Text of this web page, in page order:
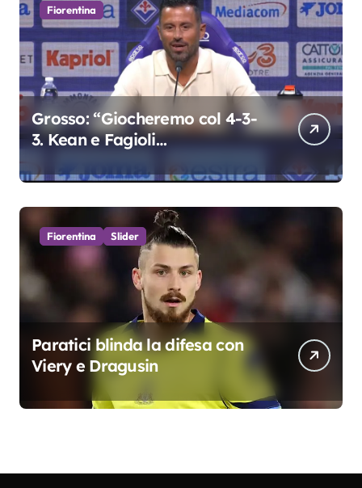
Fiorentina
Grosso: “Giocheremo col 4-3-
3. Kean e Fagioli
colpo”
Fiorentina Slider
Paratici blinda la difesa con
Viery e Dragusin